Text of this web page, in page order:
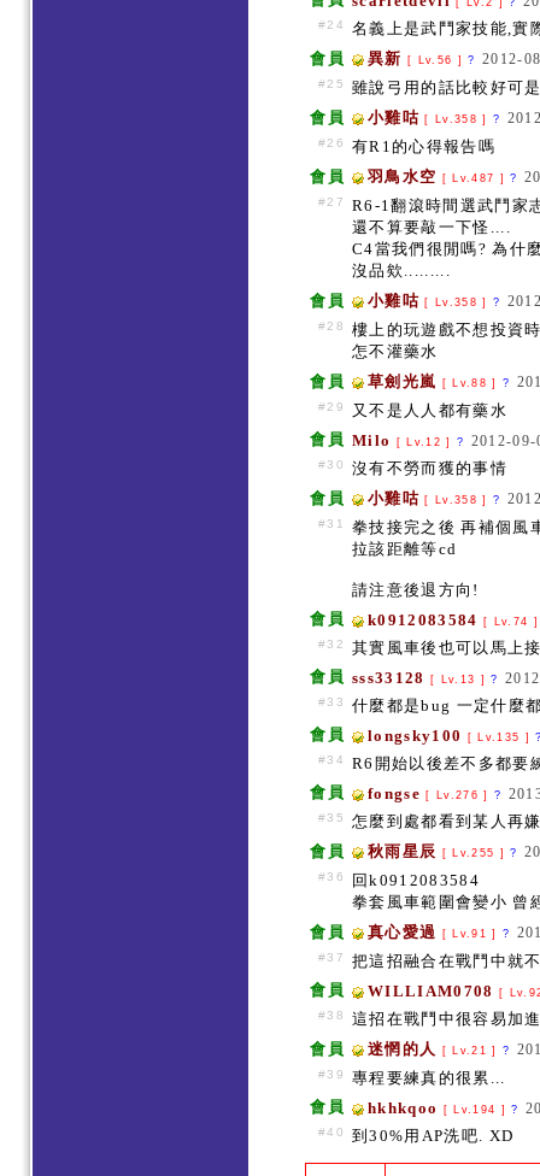
[ Lv.2 ] ?
#24
名義上是武鬥家技能,實
會員
異新 [ Lv.56 ]? 2012-
#25
雖說弓用的話比較好可
會員
小雞咕 [ Lv.358 ] ?
#26
有R1的心得報告嗎
會員
羽鳥水空 [ Lv.487 ]?
#27
R6-1翻滾時間選武鬥家
還不算要敲一下怪....
C4當我們很閒嗎? 為什
沒品欸.........
會員
小雞咕 [ Lv.358 ] ?
#28
樓上的玩遊戲不想投資
怎不灌藥水
會員
草劍光嵐 [ Lv.88 ]?
#29
又不是人人都有藥水
會員 Milo [ Lv.12 ]? 2012-
#30
沒有不勞而獲的事情
會員
小雞咕 [ Lv.358 ] ?
#31
拳技接完之後 再補個風
拉該距離等cd
請注意後退方向!
會員
k0912083584 [ Lv.74
#32
其實風車後也可以馬上
會員 sss33128 [ Lv.13 ]?
#33
什麼都是bug 一定什麼
會員
longsky100 [ Lv.135 ]
#34
R6開始以後差不多都要
會員
fongse [ Lv.276 ] ?
#35
怎麼到處都看到某人再
會員
秋雨星辰 [ Lv.255 ]?
#36
回k0912083584
拳套風車範圍會變小 曾
會員
真心愛過 [ Lv.91 ]?
#37
把這招融合在戰鬥中就
會員
WILLIAM0708 [
#38
這招在戰鬥中很容易加
會員
迷惘的人 [ Lv.21 ]?
#39
專程要練真的很累...
會員
hkhkqoo [ Lv.194 ]?
#40 到30%用AP洗吧. XD